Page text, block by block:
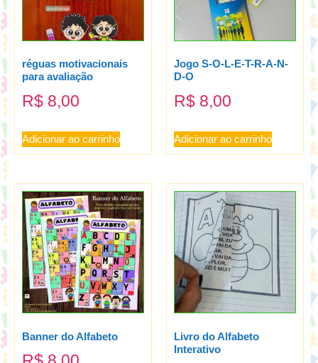
réguas motivacionais
para avaliação
R$ 8,00
Adicionar ao carrinho
Jogo S-O-L-E-T-R-A-N-
D-O
R$ 8,00
Adicionar ao carrinho
Banner do Alfabeto
Livro do Alfabeto
Interativo